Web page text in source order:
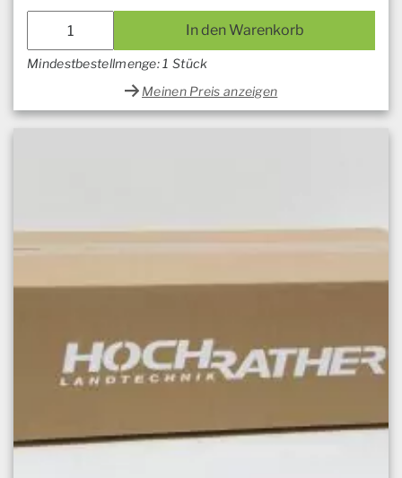
In den Warenkorb
Mindestbestellmenge: 1 Stück
Meinen Preis anzeigen